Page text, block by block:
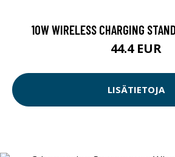
10W WIRELESS CHARGING
44.4 EUR
LISÄTIETOJA